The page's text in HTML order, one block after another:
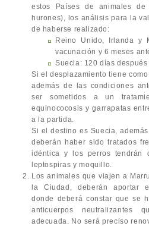
estos Países de animales
hurones), los análisis para la
de haberse realizado:
Reino Unido, Irlanda y
vacunación y 6 meses
Suecia: 120 días
Si el desplazamiento tiene
además de las condiciones
ser sometidos a un
equinococosis y garrapatas
a la partida.
Si el destino es Suecia,
deberán haber sido tratados
idéntica y los perros tendrán
leptospiras y moquillo.
Los animales que viajen a
la Ciudad, deberán aportar
donde deberá constar que se
anticuerpos neutralizantes
adecuada. No será preciso